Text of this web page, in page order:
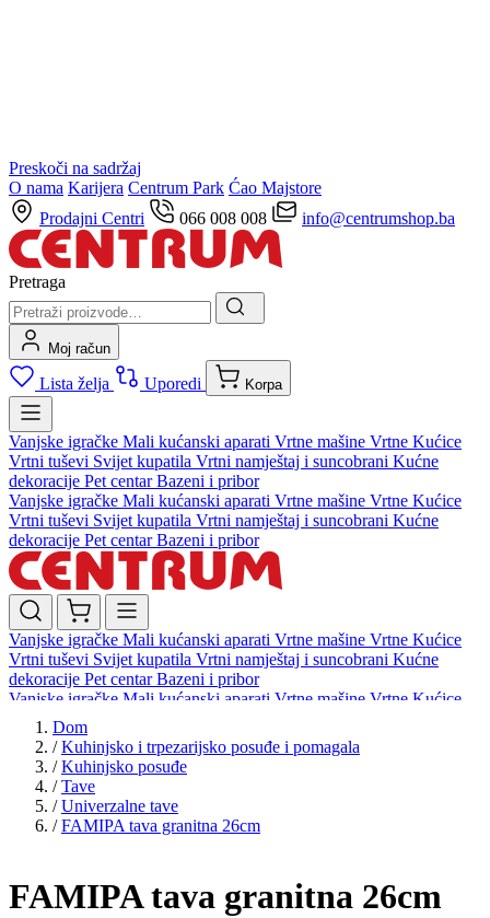
Preskoči na sadržaj
O nama Karijera Centrum Park Ćao Majstore
Prodajni Centri
066 008 008 info@centrumshop.ba
Pretraga
Moj račun
Lista želja Uporedi Korpa
Vanjske igračke Mali kućanski aparati Vrtne mašine Vrtne Kućice
Vrtni tuševi Svijet kupatila Vrtni namještaj i suncobrani Kućne
dekoracije Pet centarBazeni i pribor
Vanjske igračke Mali kućanski aparati Vrtne mašine Vrtne Kućice
Vrtni tuševi Svijet kupatila Vrtni namještaj i suncobrani Kućne
dekoracije Pet centarBazeni i pribor
Vanjske igračke Mali kućanski aparati Vrtne mašine Vrtne Kućice
Vrtni tuševi Svijet kupatila Vrtni namještaj i suncobrani Kućne
dekoracije Pet centarBazeni i pribor
Vanjske igračke Mali kućanski aparati Vrtne mašine Vrtne Kućice
Vrtni tuševi
dekoracijePet centar Bazeni i pribor
Dom
/ Kuhinjsko i trpezarijsko posuđe i pomagala
/ Kuhinjsko posuđe
/ Tave
/ Univerzalne tave
/ FAMIPA tava granitna 26cm
FAMIPA tava granitna 26cm